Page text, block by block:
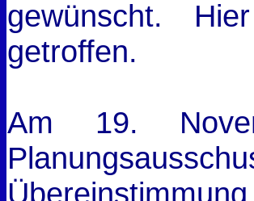
gewünscht.
getroffen.
Am 19.